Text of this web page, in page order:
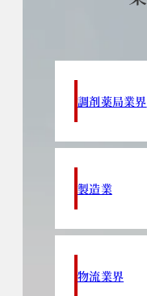
調剤薬局業界
製造業
物流業界